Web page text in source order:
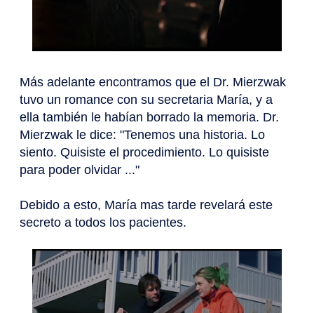
Más adelante encontramos que el Dr. Mierzwak
tuvo un romance con su secretaria María, y a
ella también le habían borrado la memoria. Dr.
Mierzwak le dice: "Tenemos una historia. Lo
siento. Quisiste el procedimiento. Lo quisiste
para poder olvidar ..."
Debido a esto, María mas tarde revelará este
secreto a todos los pacientes.